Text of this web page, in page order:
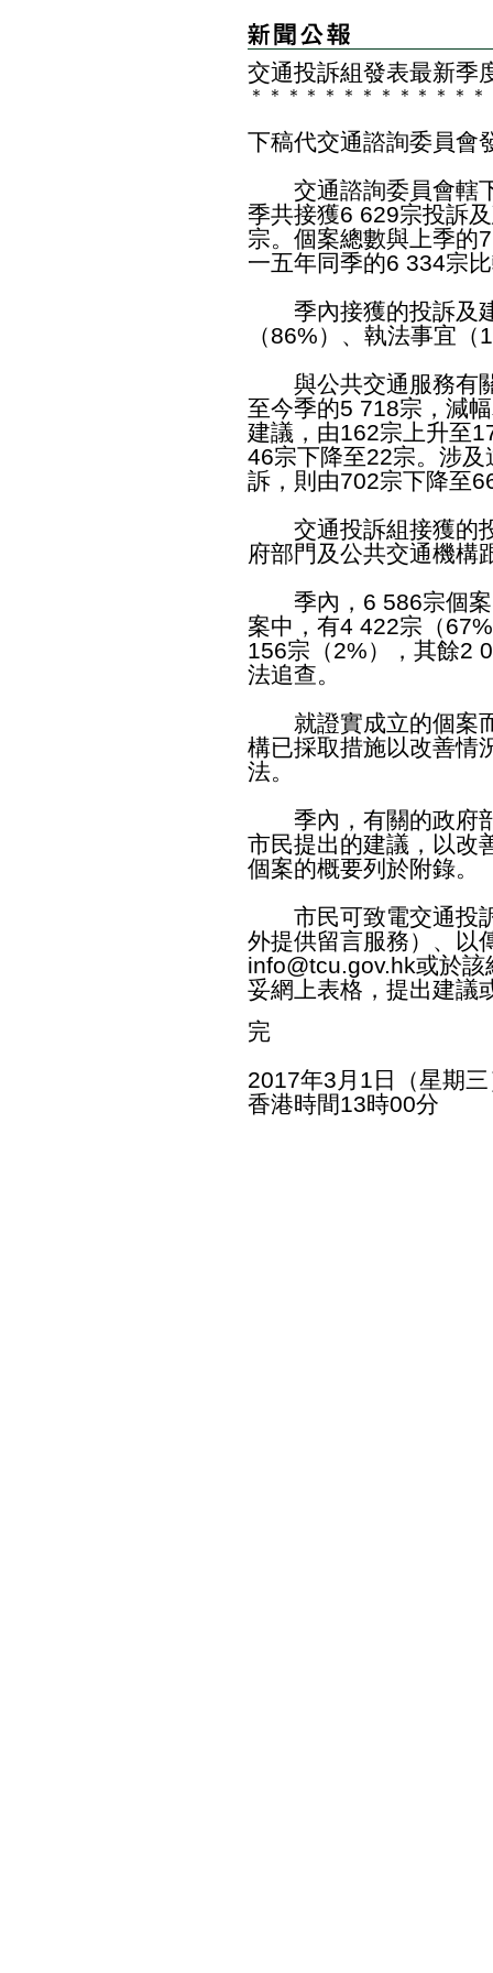
交通投訴組發表最新季
＊ ＊ ＊ ＊ ＊ ＊ ＊ ＊ ＊ ＊ ＊ ＊ ＊
下稿代交通諮詢委員會
交通諮詢委員會轄下
季共接獲6 629宗投訴
宗。個案總數與上季的
一五年同季的6 334宗
季內接獲的投訴及建
（86%）、執法事宜
與公共交通服務有關
至今季的5 718宗，減
建議，由162宗上升至
46宗下降至22宗。涉
訴，則由702宗下降至
交通投訴組接獲的投
府部門及公共交通機構
季內，6 586宗個案
案中，有4 422宗（
156宗（2%），其餘2
法追查。
就證實成立的個案而
構已採取措施以改善情
法。
季內，有關的政府部
市民提出的建議，以改
個案的概要列於附錄。
市民可致電交通投訴
外提供留言服務）、以
info@tcu.gov.hk或於該
妥網上表格，提出建議
完
2017年3月1日（星期
香港時間13時00分